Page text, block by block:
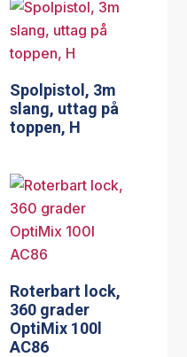
Spolpistol, 3m
slang, uttag på
toppen, H
Roterbart lock,
360 grader
OptiMix 100l
AC86